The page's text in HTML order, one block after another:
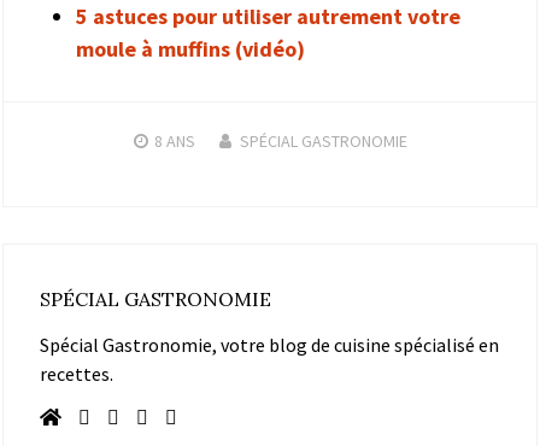
5 astuces pour utiliser autrement votre
moule à muffins (vidéo)
8 ANS SPÉCIAL GASTRONOMIE
SPÉCIAL GASTRONOMIE
Spécial Gastronomie, votre blog de cuisine spécialisé en
recettes.